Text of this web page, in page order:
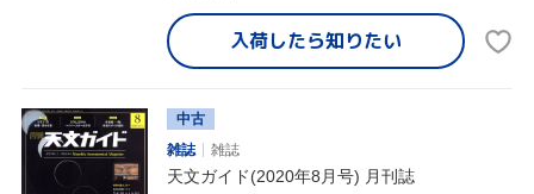
入荷したら知りたい
中古
雑誌
雑誌
天文ガイド(2020年8月号) 月刊誌